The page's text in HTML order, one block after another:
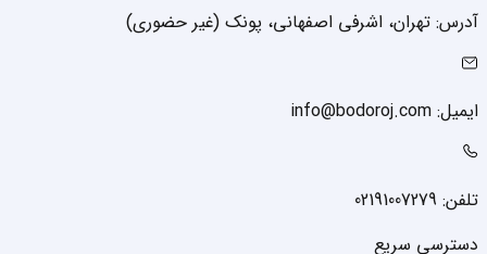
آدرس: تهران، اشرفی اصفهانی، پونک (غیر حضوری)
ایمیل: info@bodoroj.com
تلفن: 02191007279
دسترسی سریع